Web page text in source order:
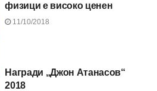
физици е високо ценен
11/10/2018
Награди „Джон Атанасов“
2018